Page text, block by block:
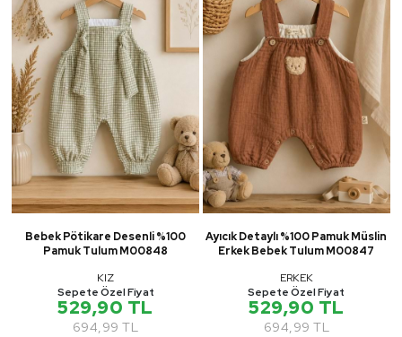
Bebek Pötikare Desenli %100
Pamuk Tulum M00848
KIZ
Sepete Özel Fiyat
529,90 TL
694,99 TL
Ayıcık Detaylı %100 Pamuk Müslin
Erkek Bebek Tulum M00847
ERKEK
Sepete Özel Fiyat
529,90 TL
694,99 TL